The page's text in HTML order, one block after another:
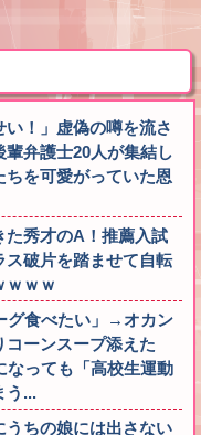
！」虚偽の噂を流さ
弁護士20人が集結し
を可愛がっていた恩
た秀才のA！推薦入試
破片を踏ませて自転
ｗｗｗ
グ食べたい」→オカン
コーンスープ添えた
なっても「高校生運動
う...
うちの娘には出さない